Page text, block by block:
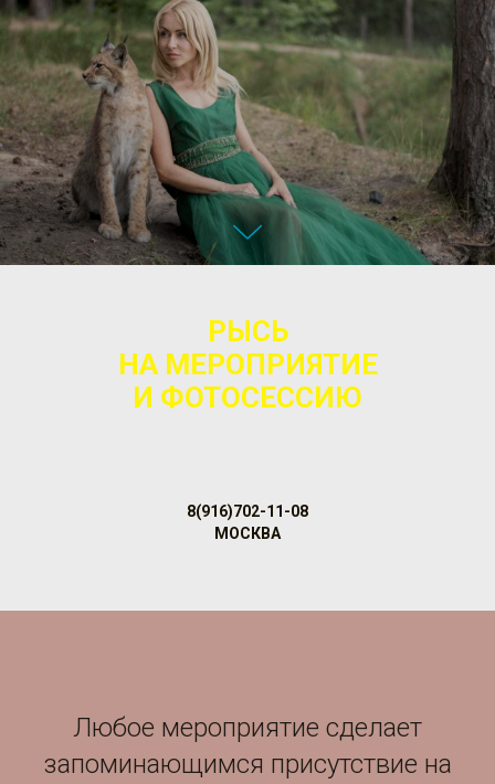
РЫСЬ
НА МЕРОПРИЯТИЕ
И ФОТОСЕССИЮ
8(916)702-11-08
МОСКВА
Любое мероприятие сделает
запоминающимся присутствие на